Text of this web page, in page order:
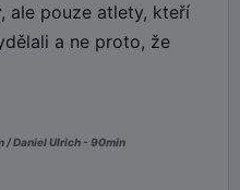
ale pouze atlety, kteří
a ne proto, že
/ Daniel Ulrich - 90min